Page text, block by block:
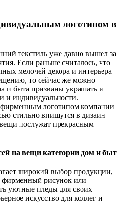
логотипом в
текстиль уже давно вышел за
Если раньше считалось, что
мелочей декора и интерьера
то сейчас же можно
и быта призваны украшать и
и индивидуальности.
фирменным логотипом компании
стильно впишутся в дизайн
послужат прекрасным
на вещи категории дом и быт
широкий выбор продукции,
фирменный рисунок или
уютные пледы для своих
искусство для коллег и